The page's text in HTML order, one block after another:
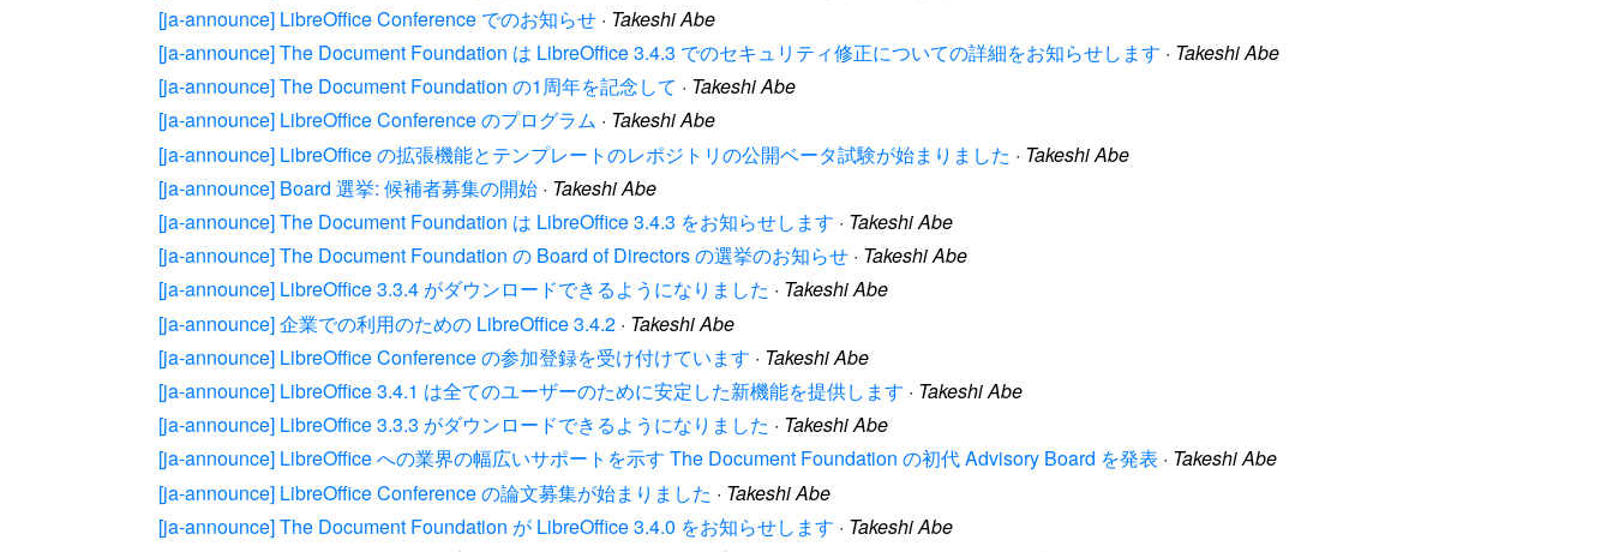
[ja-announce] LibreOffice Conference でのお知らせ · Takeshi Abe
[ja-announce] The Document Foundation は LibreOffice 3.4.3 でのセキュリティ修正についての詳細をお知らせします · Takeshi Abe
[ja-announce] The Document Foundation の1周年を記念して · Takeshi Abe
[ja-announce] LibreOffice Conference のプログラム · Takeshi Abe
[ja-announce] LibreOffice の拡張機能とテンプレートのレポジトリの公開ベータ試験が始まりました · Takeshi Abe
[ja-announce] Board 選挙: 候補者募集の開始 · Takeshi Abe
[ja-announce] The Document Foundation は LibreOffice 3.4.3 をお知らせします · Takeshi Abe
[ja-announce] The Document Foundation の Board of Directors の選挙のお知らせ · Takeshi Abe
[ja-announce] LibreOffice 3.3.4 がダウンロードできるようになりました · Takeshi Abe
[ja-announce] 企業での利用のための LibreOffice 3.4.2 · Takeshi Abe
[ja-announce] LibreOffice Conference の参加登録を受け付けています · Takeshi Abe
[ja-announce] LibreOffice 3.4.1 は全てのユーザーのために安定した新機能を提供します · Takeshi Abe
[ja-announce] LibreOffice 3.3.3 がダウンロードできるようになりました · Takeshi Abe
[ja-announce] LibreOffice への業界の幅広いサポートを示す The Document Foundation の初代 Advisory Board を発表 · Takeshi Abe
[ja-announce] LibreOffice Conference の論文募集が始まりました · Takeshi Abe
[ja-announce] The Document Foundation が LibreOffice 3.4.0 をお知らせします · Takeshi Abe